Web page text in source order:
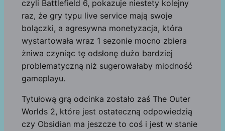
czyli Battlefield 6, pokazuje niestety kolejny
raz, że gry typu live service mają swoje
bolączki, a agresywna monetyzacja, która
wystartowała wraz 1 sezonie mocno zbiera
żniwa czyniąc tę odsłonę dużo bardziej
problematyczną niż sugerowałaby miodność
gameplayu.
Tytułową grą odcinka zostało zaś The Outer
Worlds 2, które jest ostateczną odpowiedzią
czy Obsidian ma jeszcze to coś i jest w stanie